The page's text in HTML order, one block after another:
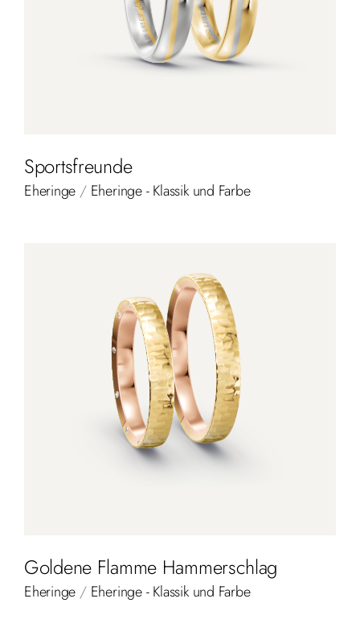
Sportsfreunde
Eheringe / Eheringe - Klassik und Farbe
Goldene Flamme Hammerschlag
Eheringe / Eheringe - Klassik und Farbe